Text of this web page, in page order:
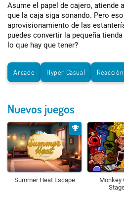
Asume el papel de cajero, atiende
que la caja siga sonando. Pero
aprovisionamiento de las
puedes convertir la pequeña
lo que hay que tener?
Arcade Hyper Casual Reacción
Nuevos juegos
Summer Heat Escape
Monkey